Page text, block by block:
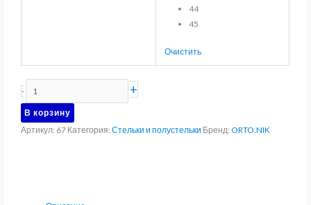
44
45
Очистить
-
Стельки
каркасные
+
В корзину
Артикул: 67 Категория:Стельки и полустельки Бренд:ORTO.NIK